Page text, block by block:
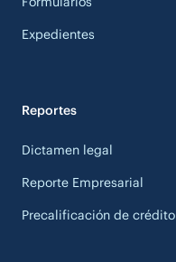
Expedientes
Reportes
Dictamen legal
Reporte Empresarial
Precalificación de crédito